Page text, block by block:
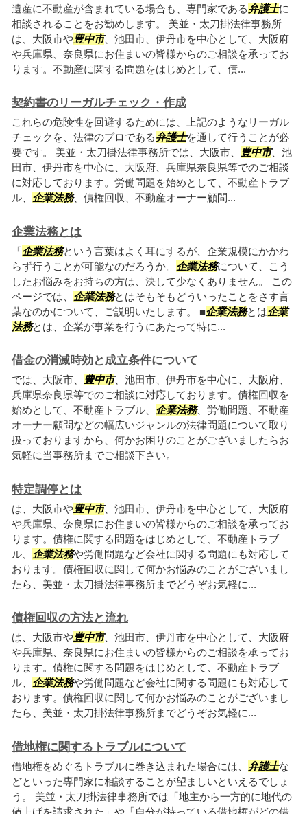
遺産に不動産が含まれている場合も、専門家である弁護士に
相談されることをお勧めします。 美並・太刀掛法律事務所
は、大阪市や豊中市、池田市、伊丹市を中心として、大阪府
や兵庫県、奈良県にお住まいの皆様からのご相談を承ってお
ります。不動産に関する問題をはじめとして、債...
契約書のリーガルチェック・作成
これらの危険性を回避するためには、上記のようなリーガル
チェックを、法律のプロである弁護士を通して行うことが必
要です。 美並・太刀掛法律事務所では、大阪市、
豊中市、池
田市、伊丹市を中心に、大阪府、兵庫県奈良県等でのご相談
に対応しております。労働問題を始めとして、不動産トラブ
ル、 企業法務、債権回収、不動産オーナー顧問...
企業法務とは
「企業法務という言葉はよく耳にするが、企業規模にかかわ
らず行うことが可能なのだろうか。 企業法務について、こう
したお悩みをお持ちの方は、決して少なくありません。 この
ページでは、 企業法務とはそもそもどういったことをさす言
葉なのかについて、ご説明いたします。 ■企業法務とは企業
法務とは、企業が事業を行うにあたって特に...
借金の消滅時効と成立条件について
では、大阪市、 豊中市、池田市、伊丹市を中心に、大阪府、
兵庫県奈良県等でのご相談に対応しております。債権回収を
始めとして、不動産トラブル、 企業法務、労働問題、不動産
オーナー顧問などの幅広いジャンルの法律問題について取り
扱っておりますから、何かお困りのことがございましたらお
気軽に当事務所までご相談下さい。
特定調停とは
は、大阪市や豊中市、池田市、伊丹市を中心として、大阪府
や兵庫県、奈良県にお住まいの皆様からのご相談を承ってお
ります。債権に関する問題をはじめとして、不動産トラブ
ル、 企業法務や労働問題など会社に関する問題にも対応して
おります。債権回収に関して何かお悩みのことがございまし
たら、美並・太刀掛法律事務所までどうぞお気軽に...
債権回収の方法と流れ
は、大阪市や豊中市、池田市、伊丹市を中心として、大阪府
や兵庫県、奈良県にお住まいの皆様からのご相談を承ってお
ります。債権に関する問題をはじめとして、不動産トラブ
ル、 企業法務や労働問題など会社に関する問題にも対応して
おります。債権回収に関して何かお悩みのことがございまし
たら、美並・太刀掛法律事務所までどうぞお気軽に...
借地権に関するトラブルについて
借地権をめぐるトラブルに巻き込まれた場合には、 弁護士な
どといった専門家に相談することが望ましいといえるでしょ
う。 美並・太刀掛法律事務所では「地主から一方的に地代の
値上げを請求された」や「自分が持っている借地権がどの借